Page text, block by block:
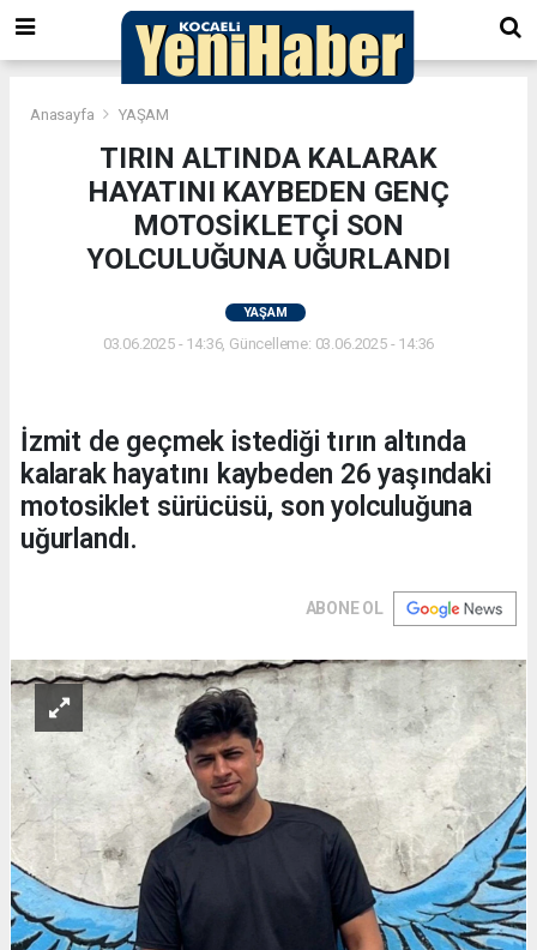
Anasayfa YAŞAM
TIRIN ALTINDA KALARAK
HAYATINI KAYBEDEN GENÇ
MOTOSİKLETÇİ SON
YOLCULUĞUNA UĞURLANDI
YAŞAM
03.06.2025 - 14:36, Güncelleme: 03.06.2025 - 14:36
İzmit de geçmek istediği tırın altında
kalarak hayatını kaybeden 26 yaşındaki
motosiklet sürücüsü, son yolculuğuna
uğurlandı.
ABONE OL